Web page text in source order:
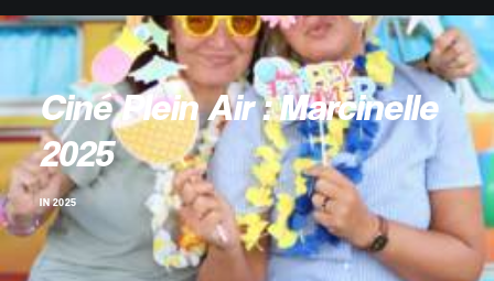
Ciné Plein Air : Marcinelle
2025
IN2025